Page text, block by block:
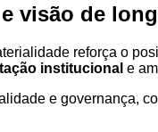
visão de
reforça o
institucional e
e governança,